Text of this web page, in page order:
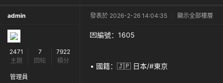
癒admin
2471
主題
7
回帖
7922
積分
管理員
發表於 2026-2-26 14:04:35 顯示全部樓層
💌編號：1605
• 國籍：🇯🇵 日本/#東京